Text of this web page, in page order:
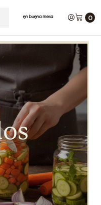
0